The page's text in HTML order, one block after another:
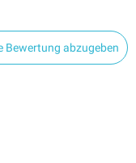
Bewertung abzugeben